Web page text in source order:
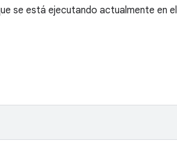
se está ejecutando actualmente en el